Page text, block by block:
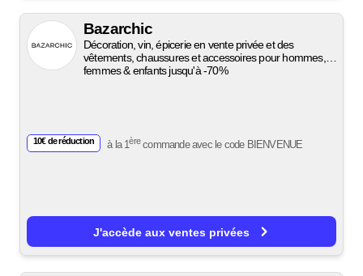
Bazarchic
Décoration, vin, épicerie en vente privée et des
vêtements, chaussures et accessoires pour hommes,
femmes & enfants jusqu'à -70%
10€ de réduction à la 1èrecommande avec le code BIENVENUE
J'accède aux ventes privées